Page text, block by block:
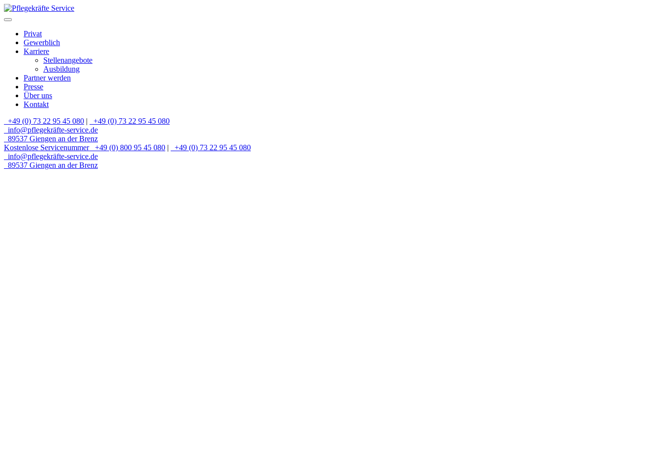
Privat
Gewerblich
Karriere
Stellenangebote
Ausbildung
Partner werden
Presse
Über uns
Kontakt
+49 (0) 73 22 95 45 080 |
+49 (0) 73 22 95 45 080
info@pflegekräfte-service.de
89537 Giengen an der Brenz
Kostenlose Servicenummer
+49 (0) 800 95 45 080 |
+49 (0) 73 22 95 45 080
info@pflegekräfte-service.de
89537 Giengen an der Brenz